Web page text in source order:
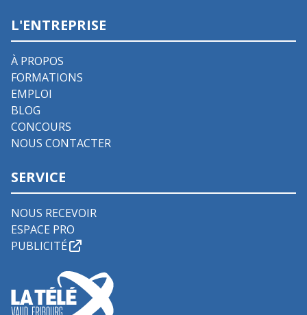
L'ENTREPRISE
À PROPOS
FORMATIONS
EMPLOI
BLOG
CONCOURS
NOUS CONTACTER
SERVICE
NOUS RECEVOIR
ESPACE PRO
PUBLICITÉ